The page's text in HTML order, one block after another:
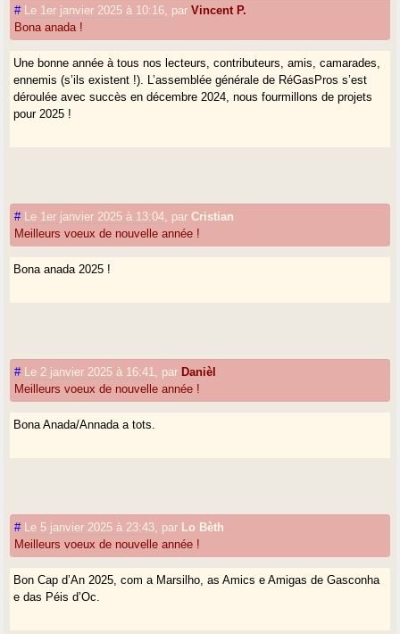
# Le 1er janvier 2025 à 10:16 parVincent P.
Bona anada !
Une bonne année à tous nos lecteurs, contributeurs, amis, camarades,
ennemis (s’ils existent !). L’assemblée générale de RéGasPros s’est
déroulée avec succès en décembre 2024, nous fourmillons de projets
pour 2025 !
# Le 1er janvier 2025 à 13:04 parCristian
Meilleurs voeux de nouvelle année !
Bona anada 2025 !
# Le 2 janvier 2025 à 16:41 par Danièl
Meilleurs voeux de nouvelle année !
Bona Anada/Annada a tots.
# Le 5 janvier 2025 à 23:43 par Lo Bèth
Meilleurs voeux de nouvelle année !
Bon Cap d’An 2025, com a Marsilho, as Amics e Amigas de Gasconha
e das Péis d’Oc.